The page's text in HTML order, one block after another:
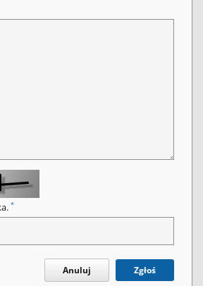
*
Anuluj Zgłoś